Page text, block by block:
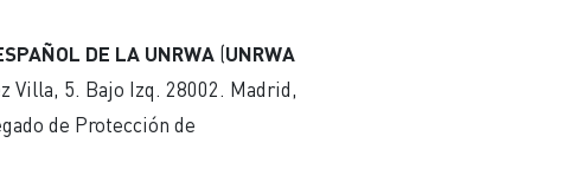
DE LA UNRWA (UNRWA
Villa, 5. Bajo Izq. 28002. Madrid,
de Protección de